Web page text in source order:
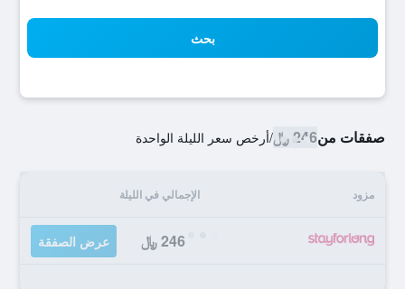
بحث
صفقات من246 ﷼ /أرخص سعر الليلة الواحدة
مزود الإجمالي في الليلة
246 ﷼ عرض الصفقة